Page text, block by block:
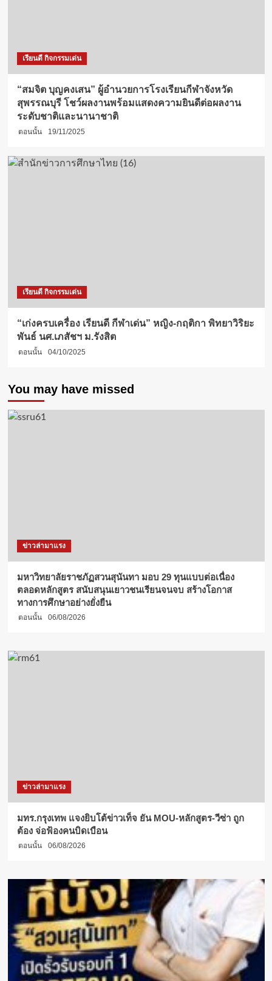
เรียนดี กิจกรรมเด่น
“สมจิต บุญคงเสน” ผู้อำนวยการโรงเรียนกีฬาจังหวัด
สุพรรณบุรี โชว์ผลงานพร้อมแสดงความยินดีต่อผลงาน
ระดับชาติและนานาชาติ
ตอนนั้น 19/11/2025
เรียนดี กิจกรรมเด่น
“เก่งครบเครื่อง เรียนดี กีฬาเด่น” หญิง-กฤติกา พิทยาวิริยะ
พันธ์ นศ.เภสัชฯ ม.รังสิต
ตอนนั้น 04/10/2025
You may have missed
ข่าวล่ามาแรง
มหาวิทยาลัยราชภัฏสวนสุนันทา มอบ 29 ทุนแบบต่อเนื่อง
ตลอดหลักสูตร สนับสนุนเยาวชนเรียนจนจบ สร้างโอกาส
ทางการศึกษาอย่างยั่งยืน
ตอนนั้น 06/08/2026
ข่าวล่ามาแรง
มทร.กรุงเทพ แจงยิบโต้ข่าวเท็จ ยัน MOU-หลักสูตร-วีซ่า ถูก
ต้อง จ่อฟ้องคนบิดเบือน
ตอนนั้น 06/08/2026